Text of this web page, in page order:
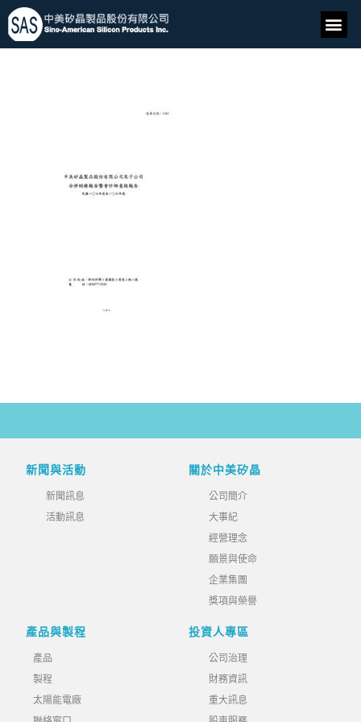
新聞與活動
新聞訊息
活動訊息
關於中美矽晶
公司簡介
大事紀
經營理念
願景與使命
企業集團
獎項與榮譽
產品與製程
產品
製程
太陽能電廠
投資人專區
公司治理
財務資訊
重大訊息